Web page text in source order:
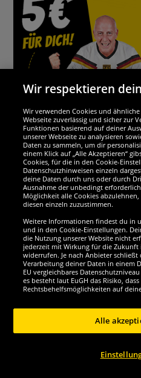
Wir sind
Werde
Copyright © 2024 Sportspar GmbH,
*Alle Preise inkl. gesetzl.
Wir respektieren
Wir verwenden Cookies und
Webseite zuverlässig und sicher zur
Funktionen basierend auf deiner
unserer Webseite zu analysieren
Daten zu sammeln, um dir
einem Klick auf „Alle Akzeptieren“
Cookies, für die in den Cookie-
Datenschutzhinweisen einzeln
deine Daten durch uns oder durch
Ausnahme der unbedingt
Möglichkeit alle Cookies
diesen einzeln zuzustimmen.
Weitere Informationen findest du in
und in den Cookie-Einstellungen.
die Nutzung unserer Website nicht
jederzeit mit Wirkung für die
widerrufen. Je nach Anbieter
Verarbeitung deiner Daten in einem
EU vergleichbares
es besteht laut EuGH das Risiko,
Rechtsbehelfsmöglichkeiten auf
Alle